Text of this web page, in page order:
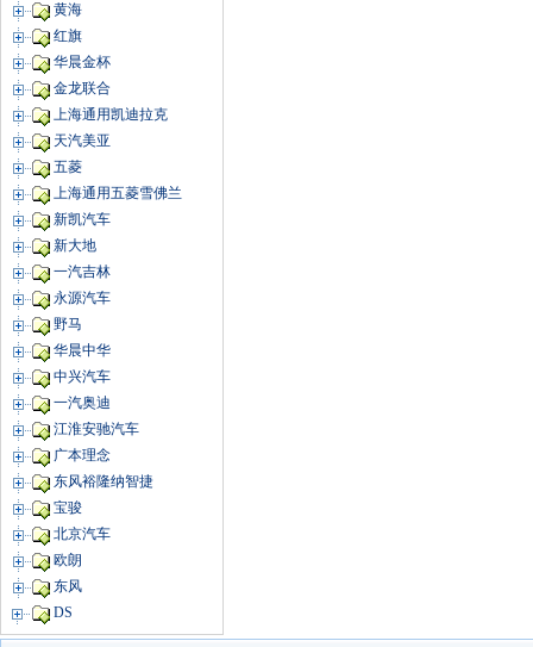
黄海
红旗
华晨金杯
金龙联合
上海通用凯迪拉克
天汽美亚
五菱
上海通用五菱雪佛兰
新凯汽车
新大地
一汽吉林
永源汽车
野马
华晨中华
中兴汽车
一汽奥迪
江淮安驰汽车
广本理念
东风裕隆纳智捷
宝骏
北京汽车
欧朗
东风
DS